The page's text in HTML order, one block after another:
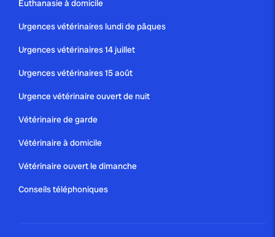
Euthanasie à domicile
Urgences vétérinaires lundi de pâques
Urgences vétérinaires 14 juillet
Urgences vétérinaires 15 août
Urgence vétérinaire ouvert de nuit
Vétérinaire de garde
Vétérinaire à domicile
Vétérinaire ouvert le dimanche
Conseils téléphoniques